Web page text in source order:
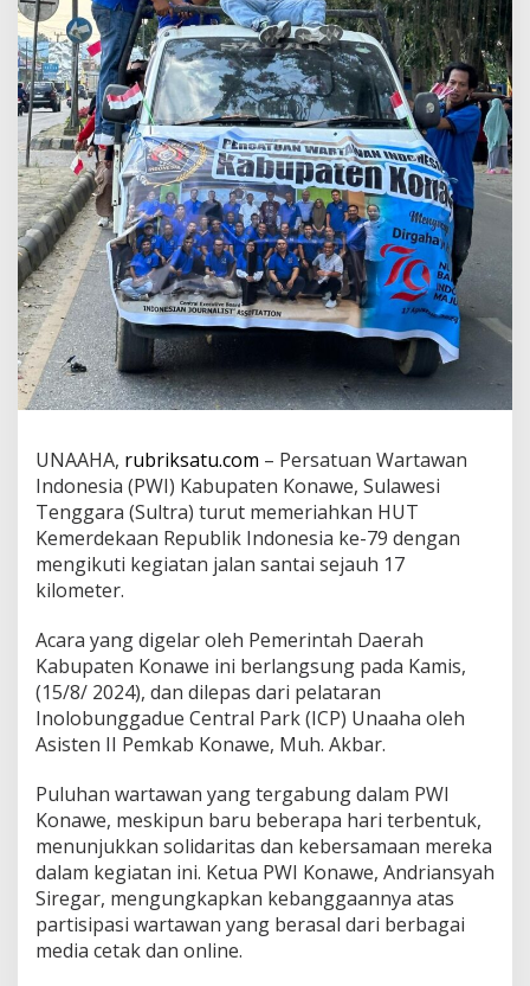
a
n
t
a
1
7
K
i
l
o
m
e
t
e
r
UNAAHA, rubriksatu.com – Persatuan Wartawan
Indonesia (PWI) Kabupaten Konawe, Sulawesi
Tenggara (Sultra) turut memeriahkan HUT
Kemerdekaan Republik Indonesia ke-79 dengan
mengikuti kegiatan jalan santai sejauh 17
kilometer.
Acara yang digelar oleh Pemerintah Daerah
Kabupaten Konawe ini berlangsung pada Kamis,
(15/8/ 2024), dan dilepas dari pelataran
Inolobunggadue Central Park (ICP) Unaaha oleh
Asisten II Pemkab Konawe, Muh. Akbar.
Puluhan wartawan yang tergabung dalam PWI
Konawe, meskipun baru beberapa hari terbentuk,
menunjukkan solidaritas dan kebersamaan mereka
dalam kegiatan ini. Ketua PWI Konawe, Andriansyah
Siregar, mengungkapkan kebanggaannya atas
partisipasi wartawan yang berasal dari berbagai
media cetak dan online.